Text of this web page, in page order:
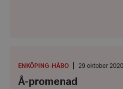
PLATS:
ENKÖPING-HÅBO
Datum:
29 oktober 2020
Å-promenad